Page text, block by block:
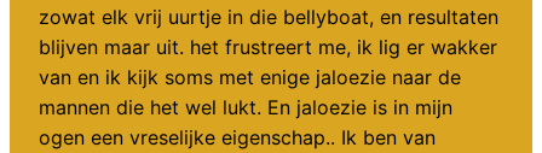
zowat elk vrij uurtje in die bellyboat, en resultaten
blijven maar uit. het frustreert me, ik lig er wakker
van en ik kijk soms met enige jaloezie naar de
mannen die het wel lukt. En jaloezie is in mijn
ogen een vreselijke eigenschap.. Ik ben van